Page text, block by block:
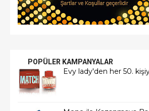
POPÜLER KAMPANYALAR
Evy lady'den her 50.